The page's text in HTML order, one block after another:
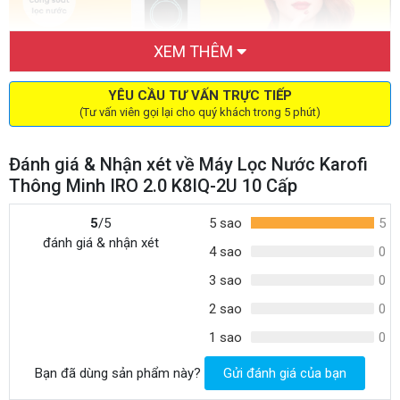
Hình ảnh máy lọc nước thông minh Karofi IRO 2.0 10 cấp thêm đèn
Thông số kỹ thuật máy lọc nước Karofi
thông minh iRO 2.0 10 cấp K8IQ-2U
Tên Model
K8IQ-2U
10 cấp lọc
10 L/H
Nhựa thép Hybrid siêu bền
Van điện từ
KSD
XEM THÊM
YÊU CẦU TƯ VẤN TRỰC TIẾP
(Tư vấn viên gọi lại cho quý khách trong 5 phút)
Đánh giá & Nhận xét về Máy Lọc Nước Karofi
Thông Minh IRO 2.0 K8IQ-2U 10 Cấp
5/5
đánh giá & nhận xét
5 sao
5
4 sao
0
3 sao
0
2 sao
0
1 sao
0
Bạn đã dùng sản phẩm này? Gửi đánh giá của bạn